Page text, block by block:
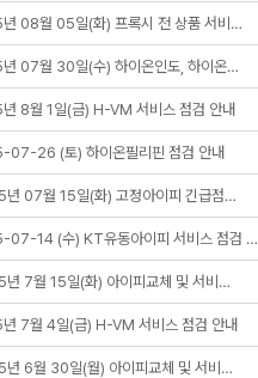
08월 05일(화) 프록시 전 상품 서비…
07월 30일(수) 하이온인도, 하이온…
8월 1일(금) H-VM 서비스 점검 안내
26 (토) 하이온필리핀 점검 안내
07월 15일(화) 고정아이피 긴급점…
07-14 (수) KT유동아이피 서비스 점검 …
7월 15일(화) 아이피교체 및 서비…
7월 4일(금) H-VM 서비스 점검 안내
6월 30일(월) 아이피교체 및 서비…